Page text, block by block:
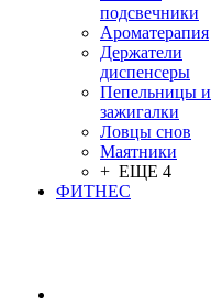
подсвечники
Ароматерапия
Держатели
диспенсеры
Пепельницы и
зажигалки
Ловцы снов
Маятники
+ ЕЩЕ 4
ФИТНЕС